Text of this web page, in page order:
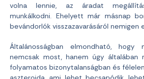
volna lennie, az áradat
munkálkodni. Ehelyett már másnap
bevándorlók visszazavarásáról nemigen
Általánosságban elmondható,
nemcsak most, hanem úgy általában
folyamatos bizonytalanságban és